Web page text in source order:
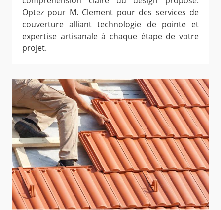
Optez pour M. Clement pour des services de
couverture alliant technologie de pointe et
expertise artisanale à chaque étape de votre
projet.